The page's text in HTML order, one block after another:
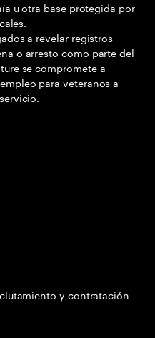
u otra base protegida por
a revelar registros
o arresto como parte del
se compromete a
para veteranos a
y contratación